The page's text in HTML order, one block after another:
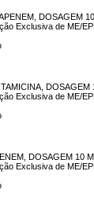
DOSAGEM
Exclusiva de ME/
DOSAGEM
Exclusiva de ME/
DOSAGEM 10
Exclusiva de ME/